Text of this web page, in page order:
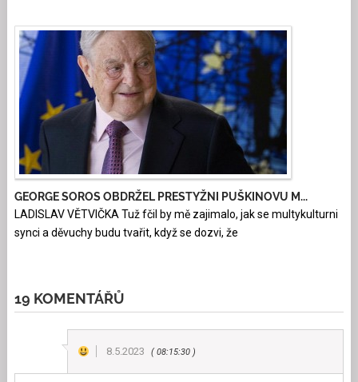
GEORGE SOROS OBDRŽEL PRESTYŽNI PUŠKINOVU M...
LADISLAV VĚTVIČKA Tuž fčil by mě zajimalo, jak se multykulturni
synci a děvuchy budu tvařit, když se dozvi, že
19 KOMENTÁŘŮ
8.5.2023 08:15:30